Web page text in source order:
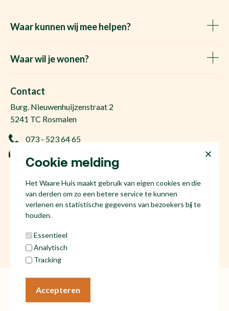
Cookie melding
Het Waare Huis maakt gebruik van eigen cookies en die
van derden om zo een betere service te kunnen
verlenen en statistische gegevens van bezoekers bij te
houden.
Essentieel
Analytisch
Tracking
Accepteren
Waar kunnen wij mee helpen?
Het Waare Huis zoekt
Vraag de kosten op
Ervaringen
Taxatie
Waar wil je wonen?
Makelaar Den Bosch
Huis kopen Nuland
Huis kopen Berlicum
Huis kopen Kruisstraat
Huis kopen Rosmalen
Huis verkopen Den Bosch
Contact
Burg. Nieuwenhuijzenstraat 2
5241 TC Rosmalen
073 - 523 64 65
NL81 53.60.447.B01
Social media
Algemene voorwaarden